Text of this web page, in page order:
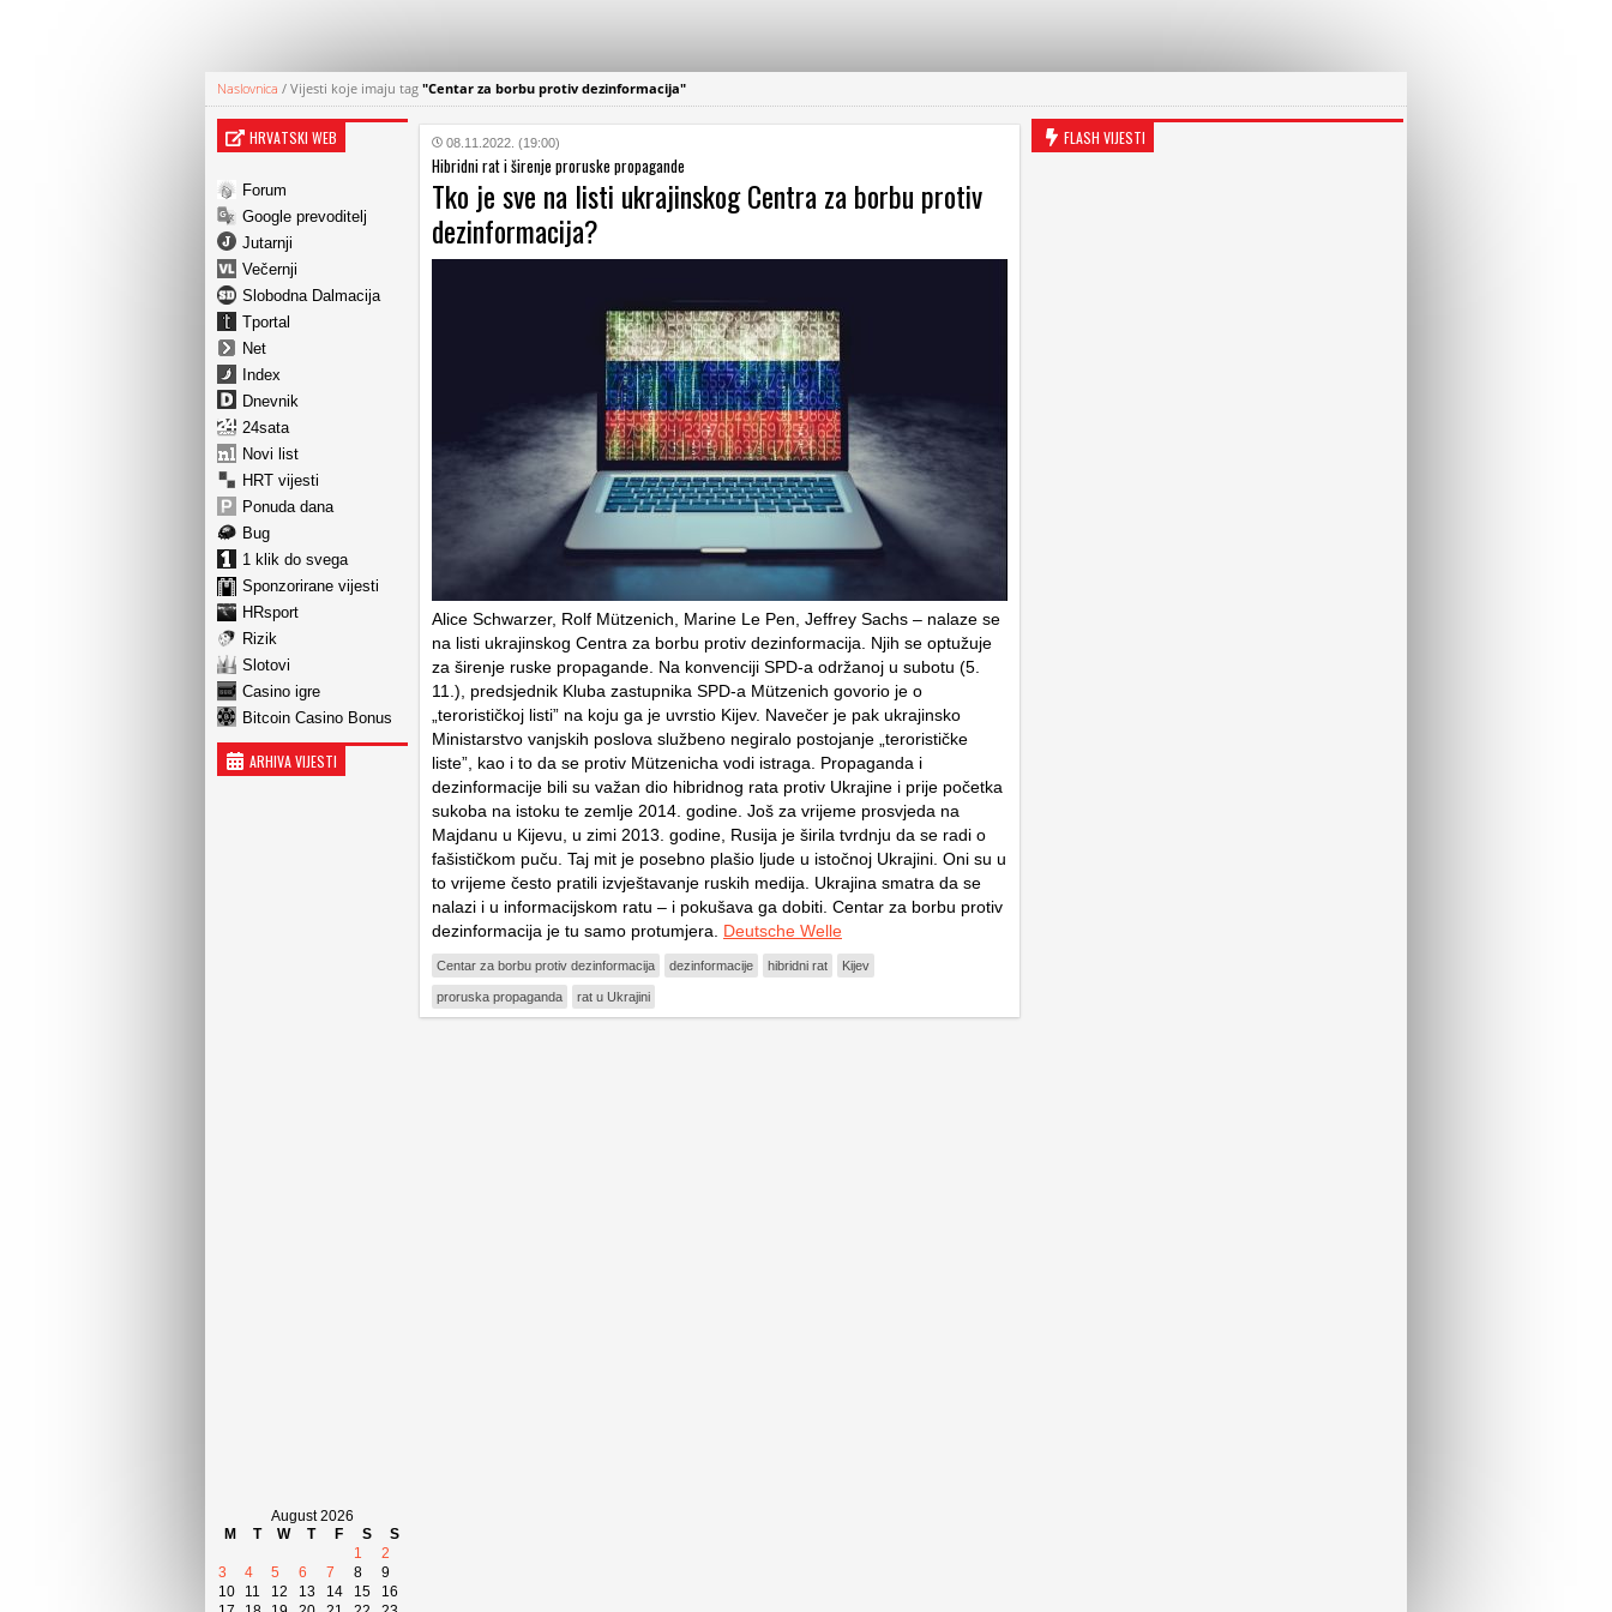
Naslovnica / Vijesti koje imaju tag "Centar za borbu protiv dezinformacija"
HRVATSKI WEB
Forum
Google prevoditelj
Jutarnji
Večernji
Slobodna Dalmacija
Tportal
Net
Index
Dnevnik
24sata
Novi list
HRT vijesti
Ponuda dana
Bug
1 klik do svega
Sponzorirane vijesti
HRsport
Rizik
Slotovi
Casino igre
Bitcoin Casino Bonus
ARHIVA VIJESTI
August 2026
M
T W T F S
S
1
2
3
4 5 6 7 8
9
10
11 12 13 14 15
16
08.11.2022. (19:00)
Hibridni rat i širenje proruske propagande
Tko je sve na listi ukrajinskog Centra za borbu protiv
dezinformacija?
Alice Schwarzer, Rolf Mützenich, Marine Le Pen, Jeffrey Sachs – nalaze se
na listi ukrajinskog Centra za borbu protiv dezinformacija. Njih se optužuje
za širenje ruske propagande. Na konvenciji SPD-a održanoj u subotu (5.
11.), predsjednik Kluba zastupnika SPD-a Mützenich govorio je o
„terorističkoj listi” na koju ga je uvrstio Kijev. Navečer je pak ukrajinsko
Ministarstvo vanjskih poslova službeno negiralo postojanje „terorističke
liste”, kao i to da se protiv Mützenicha vodi istraga. Propaganda i
dezinformacije bili su važan dio hibridnog rata protiv Ukrajine i prije početka
sukoba na istoku te zemlje 2014. godine. Još za vrijeme prosvjeda na
Majdanu u Kijevu, u zimi 2013. godine, Rusija je širila tvrdnju da se radi o
fašističkom puču. Taj mit je posebno plašio ljude u istočnoj Ukrajini. Oni su u
to vrijeme često pratili izvještavanje ruskih medija. Ukrajina smatra da se
nalazi i u informacijskom ratu – i pokušava ga dobiti. Centar za borbu protiv
dezinformacija je tu samo protumjera. Deutsche Welle
Centar za borbu protiv dezinformacija dezinformacije hibridni rat Kijev
proruska propaganda rat u Ukrajini
FLASH VIJESTI